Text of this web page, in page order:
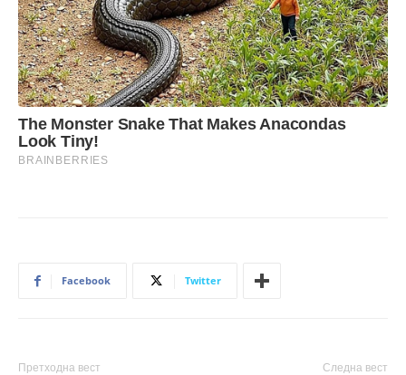
Facebook Twitter
Претходна вест Следна вест